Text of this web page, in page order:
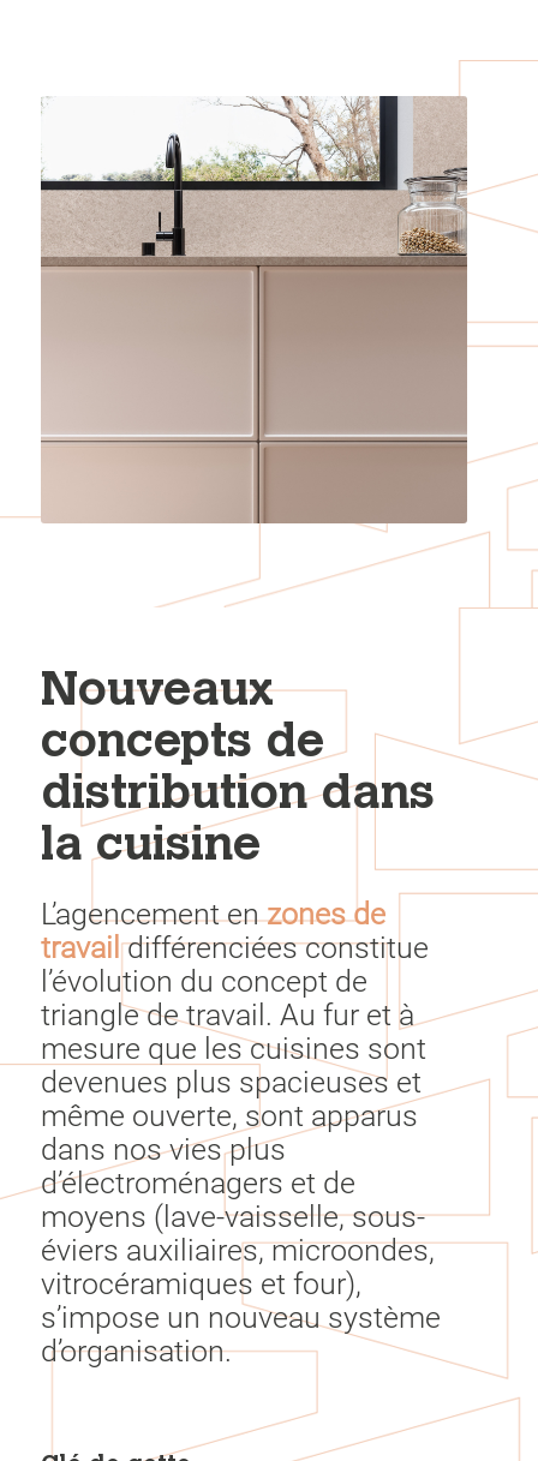
Nouveaux
concepts de
distribution dans
la cuisine
L’agencement enzones de
travail différenciées constitue
l’évolution du concept de
triangle de travail. Au fur et à
mesure que les cuisines sont
devenues plus spacieuses et
même ouverte, sont apparus
dans nos vies plus
d’électroménagers et de
moyens (lave-vaisselle, sous-
éviers auxiliaires, microondes,
vitrocéramiques et four),
s’impose un nouveau système
d’organisation.